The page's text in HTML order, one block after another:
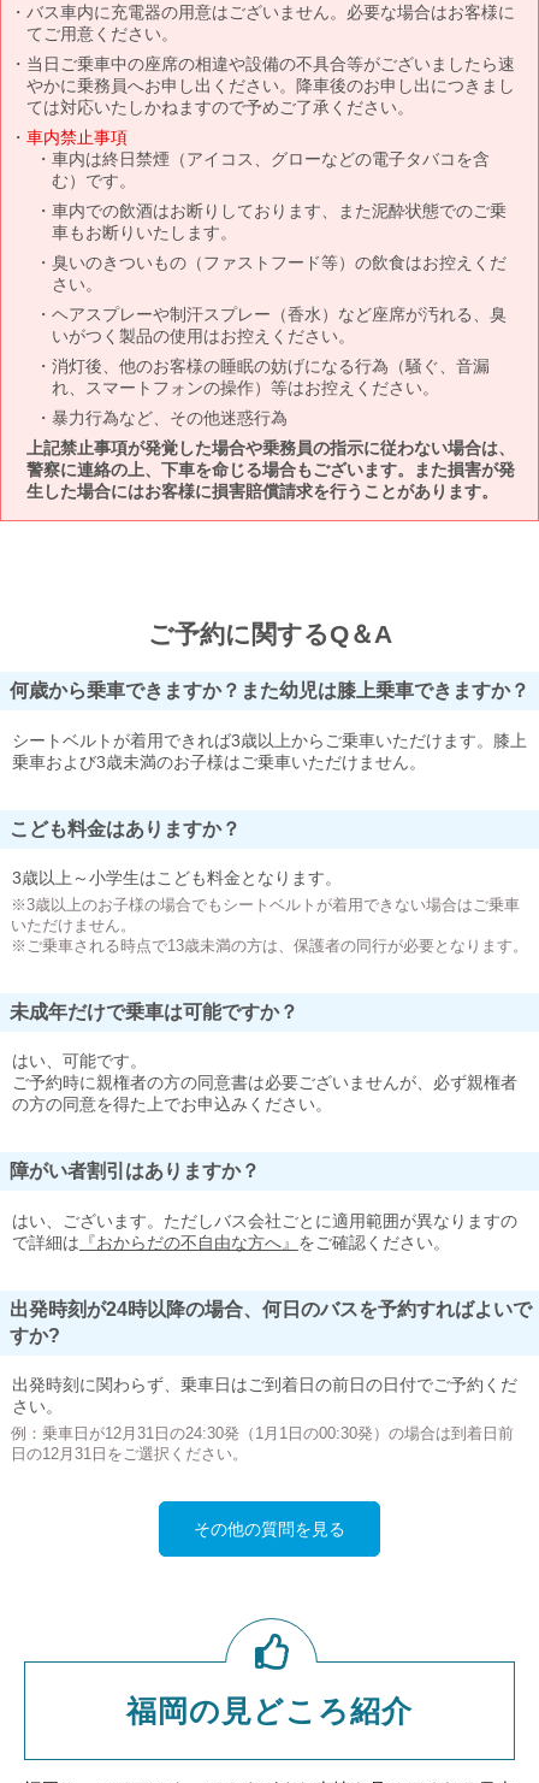
バス車内に充電器の用意はございません。必要な場合はお客様に
てご用意ください。
当日ご乗車中の座席の相違や設備の不具合等がございましたら速
やかに乗務員へお申し出ください。降車後のお申し出につきまし
ては対応いたしかねますので予めご了承ください。
車内禁止事項
車内は終日禁煙（アイコス、グローなどの電子タバコを含
む）です。
車内での飲酒はお断りしております、また泥酔状態でのご乗
車もお断りいたします。
臭いのきついもの（ファストフード等）の飲食はお控えくだ
さい。
ヘアスプレーや制汗スプレー（香水）など座席が汚れる、臭
いがつく製品の使用はお控えください。
消灯後、他のお客様の睡眠の妨げになる行為（騒ぐ、音漏
れ、スマートフォンの操作）等はお控えください。
暴力行為など、その他迷惑行為
上記禁止事項が発覚した場合や乗務員の指示に従わない場合は、
警察に連絡の上、下車を命じる場合もございます。また損害が発
生した場合にはお客様に損害賠償請求を行うことがあります。
ご予約に関するQ＆A
何歳から乗車できますか？また幼児は膝上乗車できますか？
シートベルトが着用できれば3歳以上からご乗車いただけます。膝上
乗車および3歳未満のお子様はご乗車いただけません。
こども料金はありますか？
3歳以上～小学生はこども料金となります。
※3歳以上のお子様の場合でもシートベルトが着用できない場合はご乗車
いただけません。
※ご乗車される時点で13歳未満の方は、保護者の同行が必要となります。
未成年だけで乗車は可能ですか？
はい、可能です。
ご予約時に親権者の方の同意書は必要ございませんが、必ず親権者
の方の同意を得た上でお申込みください。
障がい者割引はありますか？
はい、ございます。ただしバス会社ごとに適用範囲が異なりますの
で詳細は 『おからだの不自由な方へ』 をご確認ください。
出発時刻が24時以降の場合、何日のバスを予約すればよいで
すか?
出発時刻に関わらず、乗車日はご到着日の前日の日付でご予約くだ
さい。
例：乗車日が12月31日の24:30発（1月1日の00:30発）の場合は到着日前
日の12月31日をご選択ください。
その他の質問を見る
福岡の見どころ紹介